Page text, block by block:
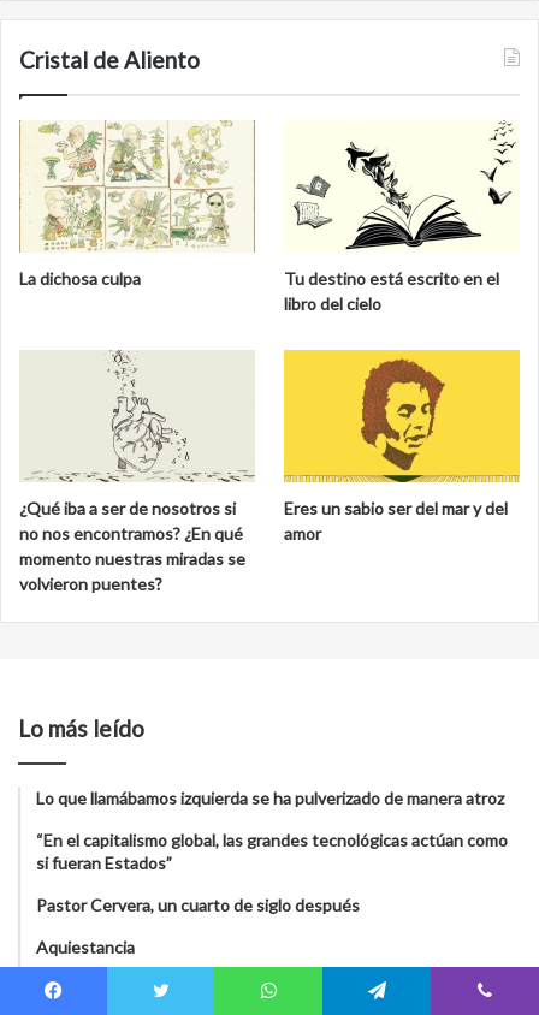
Cristal de Aliento
La dichosa culpa
Tu destino está escrito en el
libro del cielo
¿Qué iba a ser de nosotros si
no nos encontramos? ¿En qué
momento nuestras miradas se
volvieron puentes?
Eres un sabio ser del mar y del
amor
Lo más leído
Lo que llamábamos izquierda se ha pulverizado de manera atroz
“En el capitalismo global, las grandes tecnológicas actúan como
si fueran Estados”
Pastor Cervera, un cuarto de siglo después
Aquiestancia
De India para el mundo: cinco escritoras contemporáneas que